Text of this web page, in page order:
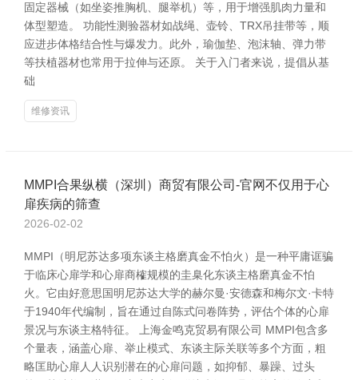
固定器械（如坐姿推胸机、腿举机）等，用于增强肌肉力量和
体型塑造。 功能性测验器材如战绳、壶铃、TRX吊挂带等，顺
应进步体格结合性与爆发力。此外，瑜伽垫、泡沫轴、弹力带
等扶植器材也常用于拉伸与还原。 关于入门者来说，提倡从基
础
维修资讯
MMPI合果纵横（深圳）商贸有限公司-官网不仅用于心
扉疾病的筛查
2026-02-02
MMPI（明尼苏达多项东谈主格磨真金不怕火）是一种平庸诓骗
于临床心扉学和心扉商榷规模的圭臬化东谈主格磨真金不怕
火。它由好意思国明尼苏达大学的赫尔曼·安德森和梅尔文·卡特
于1940年代编制，旨在通过自陈式问卷阵势，评估个体的心扉
景况与东谈主格特征。 上海金鸣克贸易有限公司 MMPI包含多
个量表，涵盖心扉、举止模式、东谈主际关联等多个方面，粗
略匡助心扉人人识别潜在的心扉问题，如抑郁、暴躁、过头